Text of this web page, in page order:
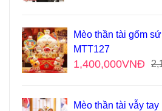
Mèo thần tài gốm
MTT127
1,400,000VNĐ
Mèo thần tài vẫy